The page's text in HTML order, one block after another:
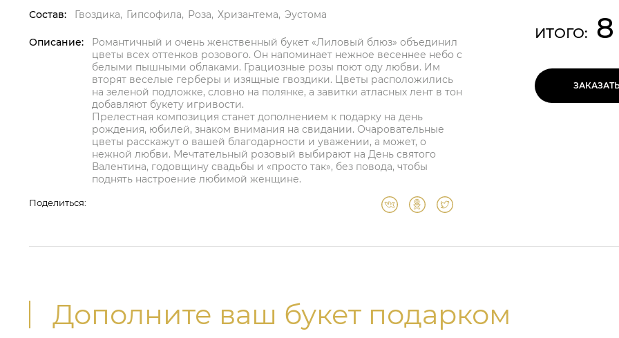
Состав: Гвоздика Гипсофила Роза Хризантема Эустома
Описание:
Романтичный и очень женственный букет «Лиловый блюз» объединил
цветы всех оттенков розового. Он напоминает нежное весеннее небо с
белыми пышными облаками. Грациозные розы поют оду любви. Им
вторят веселые герберы и изящные гвоздики. Цветы расположились
на зеленой подложке, словно на полянке, а завитки атласных лент в тон
добавляют букету игривости.
Прелестная композиция станет дополнением к подарку на день
рождения, юбилей, знаком внимания на свидании. Очаровательные
цветы расскажут о вашей благодарности и уважении, а может, о
нежной любви. Мечтательный розовый выбирают на День святого
Валентина, годовщину свадьбы и «просто так», без повода, чтобы
поднять настроение любимой женщине.
Поделиться:
ИТОГО:
Дополните ваш букет подарком